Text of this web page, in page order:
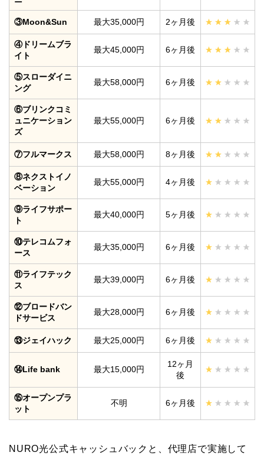
③Moon&Sun 最大35,000円 2ヶ月後
④ドリームブラ
イト
最大45,000円 6ヶ月後
⑤スローダイニ
ング
最大58,000円 6ヶ月後
⑥ブリンクコミ
ュニケーション
ズ
最大55,000円 6ヶ月後
⑦フルマークス 最大58,000円 8ヶ月後
⑧ネクストイノ
ベーション
最大55,000円 4ヶ月後
⑨ライフサポー
ト
最大40,000円 5ヶ月後
⑩テレコムフォ
ース
最大35,000円 6ヶ月後
⑪ライフテック
ス
最大39,000円 6ヶ月後
⑫ブロードバン
ドサービス
最大28,000円 6ヶ月後
⑬ジェイハック 最大25,000円 6ヶ月後
⑭Life bank 最大15,000円
12ヶ月
後
⑮オープンプラ
ット
不明 6ヶ月後
NURO光公式キャッシュバックと、代理店で実施して